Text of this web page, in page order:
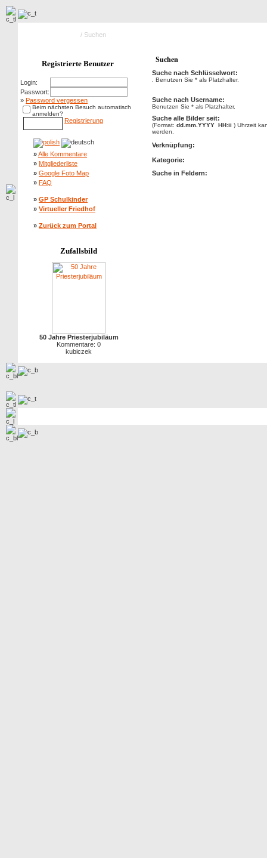
/ Suchen
Registrierte Benutzer
Login:
Passwort:
» Password vergessen
Beim nächsten Besuch automatisch
anmelden?
Registrierung
»Alle Kommentare
» Mitgliederliste
» Google Foto Map
» FAQ
» GP Schulkinder
» Virtueller Friedhof
» Zurück zum Portal
Zufallsbild
50 Jahre Priesterjubiläum
Kommentare: 0
kubiczek
Suchen
Suche nach Schlüsselwort:
. Benutzen Sie * als Platzhalter.
Suche nach Username:
Benutzen Sie * als Platzhalter.
Suche alle Bilder seit:
(Format: dd.mm.YYYY HH:ii ) Uhrzeit
werden.
Verknüpfung:
Kategorie:
Suche in Feldern: